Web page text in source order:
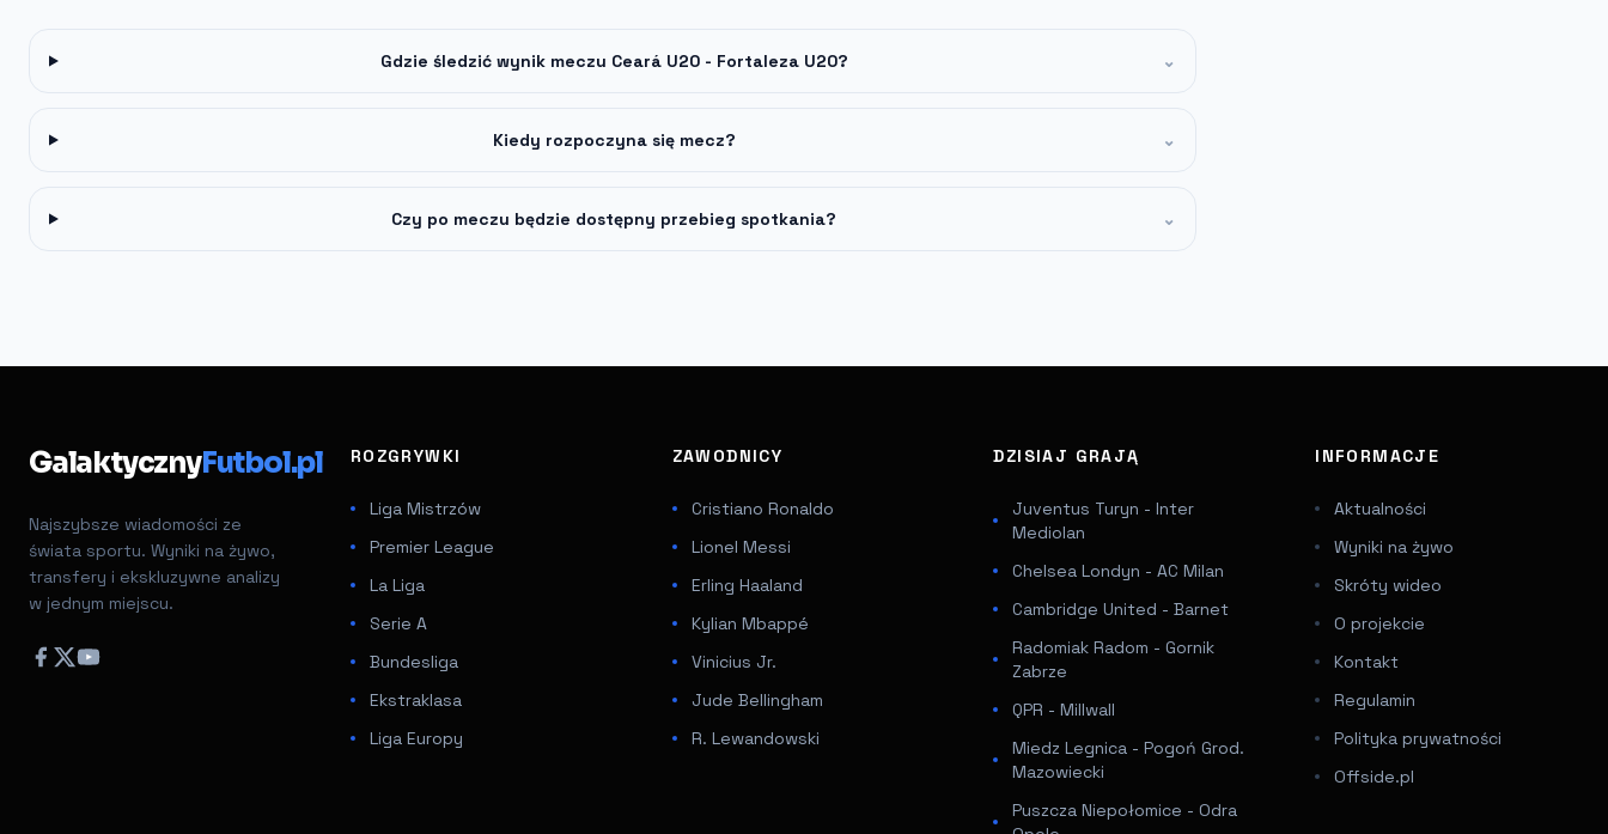
Gdzie śledzić wynik meczu Ceará U20 - Fortaleza U20? ⌄
Kiedy rozpoczyna się mecz? ⌄
Czy po meczu będzie dostępny przebieg spotkania? ⌄
GalaktycznyFutbol.pl
Najszybsze wiadomości ze
świata sportu. Wyniki na żywo,
transfery i ekskluzywne analizy
w jednym miejscu.
ROZGRYWKI
Liga Mistrzów
Premier League
La Liga
Serie A
Bundesliga
Ekstraklasa
Liga Europy
ZAWODNICY
Cristiano Ronaldo
Lionel Messi
Erling Haaland
Kylian Mbappé
Vinicius Jr.
Jude Bellingham
R. Lewandowski
DZISIAJ GRAJĄ
Juventus Turyn - Inter
Mediolan
Chelsea Londyn - AC Milan
Cambridge United - Barnet
Radomiak Radom - Gornik
Zabrze
QPR - Millwall
Miedz Legnica - Pogoń Grod.
Mazowiecki
Puszcza Niepołomice - Odra
INFORMACJE
Aktualności
Wyniki na żywo
Skróty wideo
O projekcie
Kontakt
Regulamin
Polityka prywatności
Offside.pl